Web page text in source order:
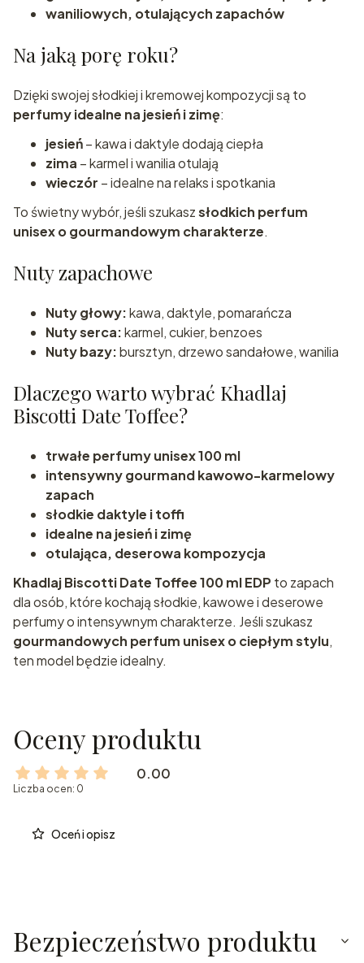
waniliowych, otulających zapachów
Na jaką porę roku?
Dzięki swojej słodkiej i kremowej kompozycji są to
perfumy idealne na jesień i zimę:
jesień– kawa i daktyle dodają ciepła
zima – karmel i wanilia otulają
wieczór – idealne na relaks i spotkania
To świetny wybór, jeśli szukaszsłodkich perfum
unisex o gourmandowym charakterze.
Nuty zapachowe
Nuty głowy:kawa, daktyle, pomarańcza
Nuty serca:karmel, cukier, benzoes
Nuty bazy:bursztyn, drzewo sandałowe, wanilia
Dlaczego warto wybrać Khadlaj
Biscotti Date Toffee?
trwałe perfumy unisex 100 ml
intensywny gourmand kawowo-karmelowy
zapach
słodkie daktyle i toffi
idealne na jesień i zimę
otulająca, deserowa kompozycja
Khadlaj Biscotti Date Toffee 100 ml EDP to zapach
dla osób, które kochają słodkie, kawowe i deserowe
perfumy o intensywnym charakterze. Jeśli szukasz
gourmandowych perfum unisex o ciepłym stylu,
ten model będzie idealny.
Oceny produktu
0.00
Liczba ocen: 0
Oceń i opisz
Bezpieczeństwo produktu